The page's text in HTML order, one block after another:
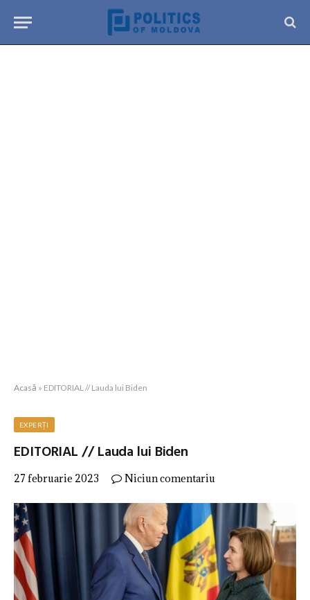
Acasă » EDITORIAL // Lauda lui Biden
EXPERȚI
EDITORIAL // Lauda lui Biden
27 februarie 2023 Niciun comentariu